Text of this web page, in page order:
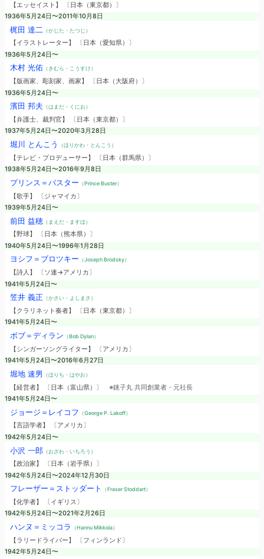
【エッセイスト】 〔日本（東京都）〕
1936年5月24日〜2011年10月8日
梶田 達二 （かじた・たつじ）
【イラストレーター】 〔日本（愛知県）〕
1936年5月24日〜
木村 光佑 （きむら・こうすけ）
【版画家、彫刻家、画家】 〔日本（大阪府）〕
1936年5月24日〜
濱田 邦夫 （はまだ・くにお）
【弁護士、裁判官】 〔日本（東京都）〕
1937年5月24日〜2020年3月28日
堀川 とんこう （ほりかわ・とんこう）
【テレビ・プロデューサー】 〔日本（群馬県）〕
1938年5月24日〜2016年9月8日
プリンス＝バスター （Prince Buster）
【歌手】 〔ジャマイカ〕
1939年5月24日〜
前田 益穂 （まえだ・ますほ）
【野球】 〔日本（熊本県）〕
1940年5月24日〜1996年1月28日
ヨシフ＝ブロツキー （Joseph Brodsky）
【詩人】 〔ソ連→アメリカ〕
1941年5月24日〜
笠井 義正 （かさい・よしまさ）
【クラリネット奏者】 〔日本（東京都）〕
1941年5月24日〜
ボブ＝ディラン （Bob Dylan）
【シンガーソングライター】 〔アメリカ〕
1941年5月24日〜2016年6月27日
堀地 速男 （ほりち・はやお）
【経営者】 〔日本（富山県）〕 ※銚子丸 共同創業者・元社長
1941年5月24日〜
ジョージ＝レイコフ （George P. Lakoff）
【言語学者】 〔アメリカ〕
1942年5月24日〜
小沢 一郎（おざわ・いちろう）
【政治家】 〔日本（岩手県）〕
1942年5月24日〜2024年12月30日
フレーザー＝ストッダート （Fraser Stoddart）
【化学者】 〔イギリス〕
1942年5月24日〜2021年2月26日
ハンヌ＝ミッコラ （Hannu Mikkola）
【ラリードライバー】 〔フィンランド〕
1942年5月24日〜